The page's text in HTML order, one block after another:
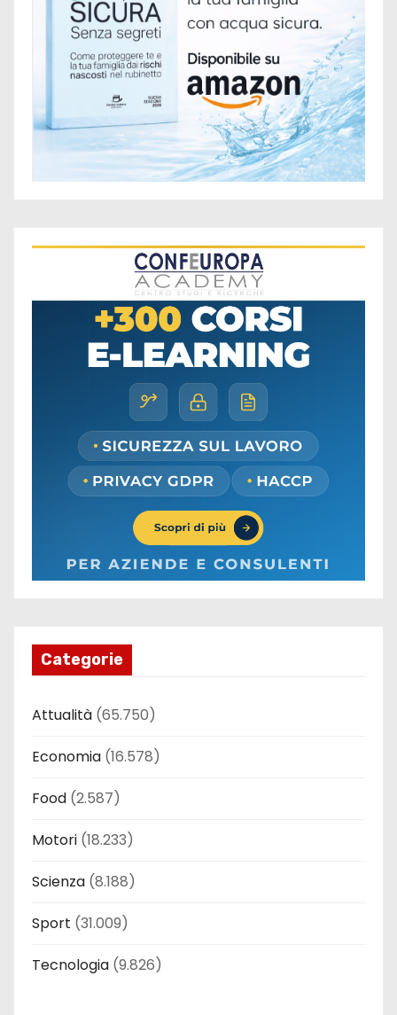
Categorie
Attualità (65.750)
Economia (16.578)
Food (2.587)
Motori (18.233)
Scienza (8.188)
Sport (31.009)
Tecnologia (9.826)